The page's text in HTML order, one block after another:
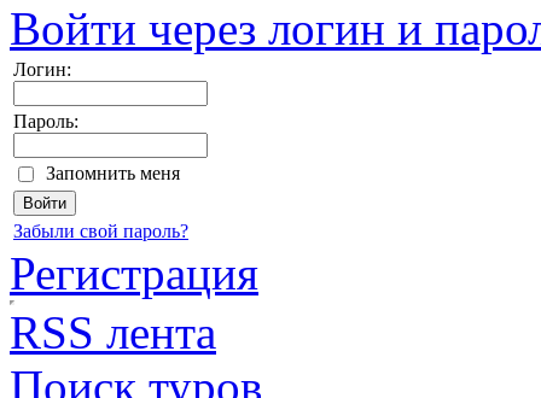
Войти через логин и
Логин:
Пароль:
Запомнить меня
Забыли свой пароль?
Регистрация
RSS лента
Поиск туров